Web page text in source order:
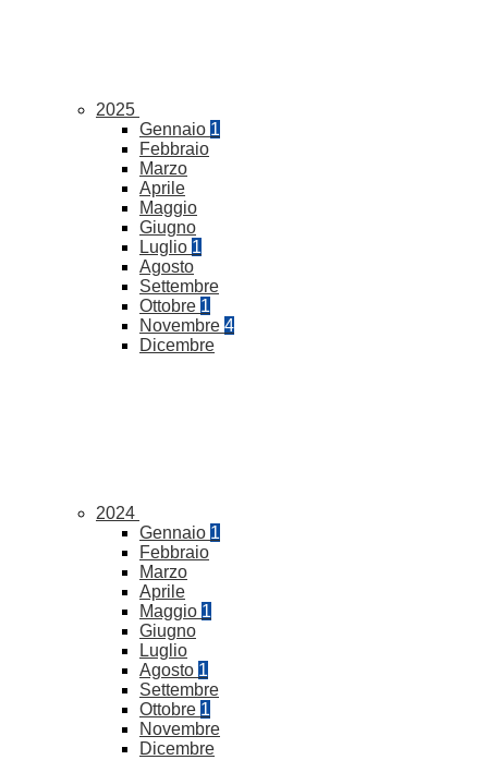
2025
Gennaio 1
Febbraio
Marzo
Aprile
Maggio
Giugno
Luglio 1
Agosto
Settembre
Ottobre 1
Novembre 4
Dicembre
2024
Gennaio 1
Febbraio
Marzo
Aprile
Maggio 1
Giugno
Luglio
Agosto 1
Settembre
Ottobre 1
Novembre
Dicembre